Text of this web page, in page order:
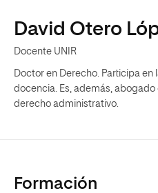
David Otero
Docente UNIR
Doctor en Derecho. Participa
docencia. Es, además,
derecho administrativo.
Formación